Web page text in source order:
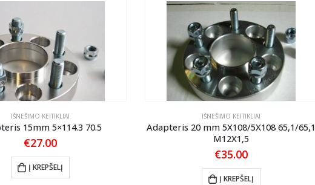
IŠNEŠIMO KEITIKLIAI
15mm 5×114.3 70.5
€27.00
Į KREPŠELĮ
IŠNEŠIMO KEITIKLIAI
Adapteris 20 mm 5X108/5X108 65,1/65,1
M12X1,5
€35.00
Į KREPŠELĮ